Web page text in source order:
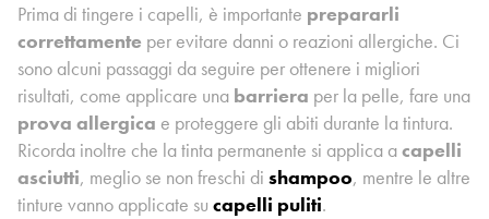
Prima di tingere i capelli, è importante prepararli
correttamente per evitare danni o reazioni allergiche. Ci
sono alcuni passaggi da seguire per ottenere i migliori
risultati, come applicare una barriera per la pelle, fare una
prova allergica e proteggere gli abiti durante la tintura.
Ricorda inoltre che la tinta permanente si applica acapelli
asciutti, meglio se non freschi di shampoo, mentre le altre
tinture vanno applicate su capelli puliti.